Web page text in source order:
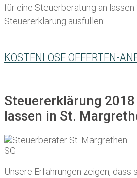
für eine Steuerberatung an
Steuererklärung ausfüllen:
KOSTENLOSE OFFERTEN-
Steuererklärung
lassen in St.
Unsere Erfahrungen zeigen, dass